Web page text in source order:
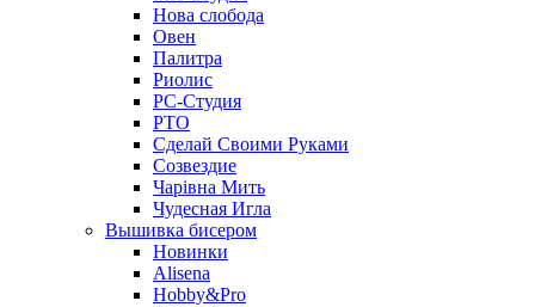
Нова слобода
Овен
Палитра
Риолис
РС-Студия
РТО
Сделай Своими Руками
Созвездие
Чарiвна Мить
Чудесная Игла
Вышивка бисером
Новинки
Alisena
Hobby&Pro